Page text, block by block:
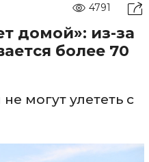
4791
домой»: из-за
более 70
могут улететь с